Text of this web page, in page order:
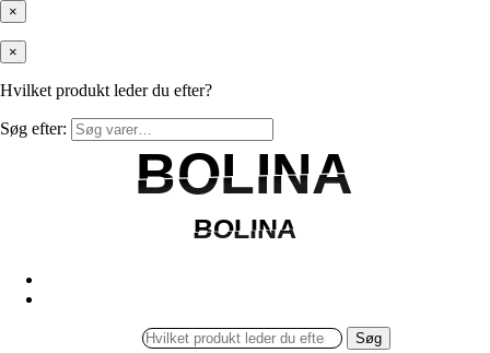
×
×
Hvilket produkt leder du efter?
Søg efter:
BOLINA
BOLINA
BOLINA
BOLINA
Søg